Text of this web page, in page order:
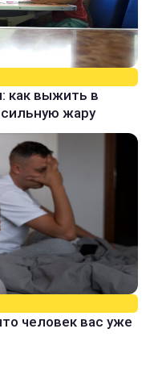
как выжить в
жару
человек вас уже